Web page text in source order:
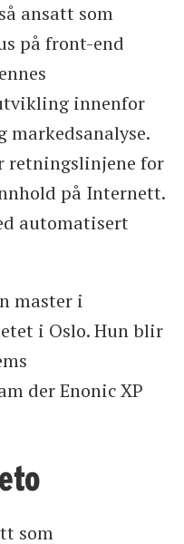
ansatt som
på front-end
innenfor
retningslinjene for
på Internett.
automatisert
master i
i Oslo. Hun blir
der Enonic XP
som